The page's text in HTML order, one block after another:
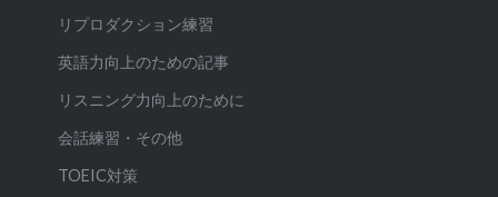
リプロダクション練習
英語力向上のための記事
リスニング力向上のために
会話練習・その他
TOEIC対策